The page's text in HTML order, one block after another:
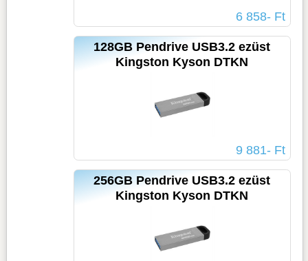
6 858- Ft
128GB Pendrive USB3.2 ezüst
Kingston Kyson DTKN
9 881- Ft
256GB Pendrive USB3.2 ezüst
Kingston Kyson DTKN